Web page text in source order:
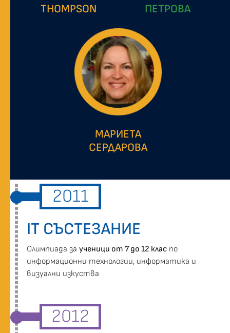
THOMPSON
ПЕТРОВА
МАРИЕТА
СЕРДАРОВА
2011
IT СЪСТЕЗАНИЕ
Oлимпиада за ученици от 7 до 12 клас по
информационни технологии, информатика и
визуални изкуства
2012